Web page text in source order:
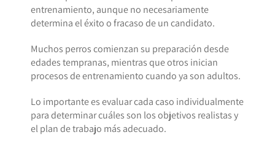
entrenamiento, aunque no necesariamente
determina el éxito o fracaso de un candidato.
Muchos perros comienzan su preparación desde
edades tempranas, mientras que otros inician
procesos de entrenamiento cuando ya son adultos.
Lo importante es evaluar cada caso individualmente
para determinar cuáles son los objetivos realistas y
el plan de trabajo más adecuado.